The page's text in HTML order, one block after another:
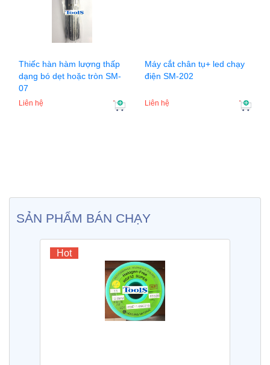
Thiếc hàn hàm lượng thấp
dạng bó dẹt hoặc tròn SM-
07
Liên hệ
Máy cắt chân tụ+ led chạy
điện SM-202
Liên hệ
SẢN PHẨM BÁN CHẠY
Hot